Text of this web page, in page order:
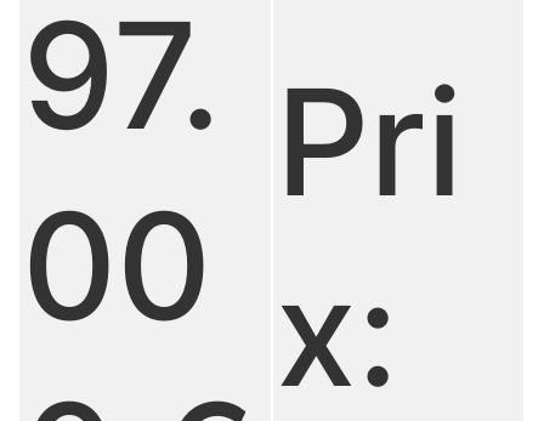
97.
00
Pri
x: